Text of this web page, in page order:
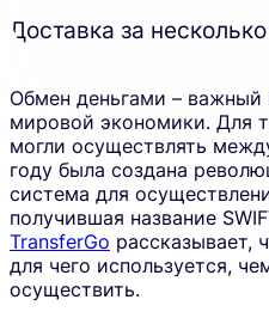
Доставка за
Обмен деньгами – важный
мировой экономики. Для
могли осуществлять
году была создана
система для
получившая название
TransferGo рассказывает,
для чего используется,
осуществить.